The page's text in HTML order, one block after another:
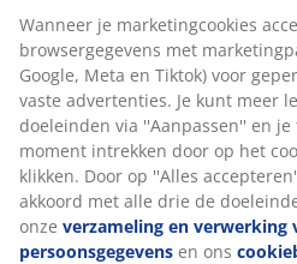
Beoordelingen
(0)
Levering
Wanneer je marketingcookies
browsergegevens met
Meta en Tiktok) voor
advertenties. Je kunt meer lezen
''Aanpassen'' en je toestemming
intrekken door op het cookie-
''Alles accepteren'' te klikken, ga
de doeleinden. Lees meer over
verwerking van